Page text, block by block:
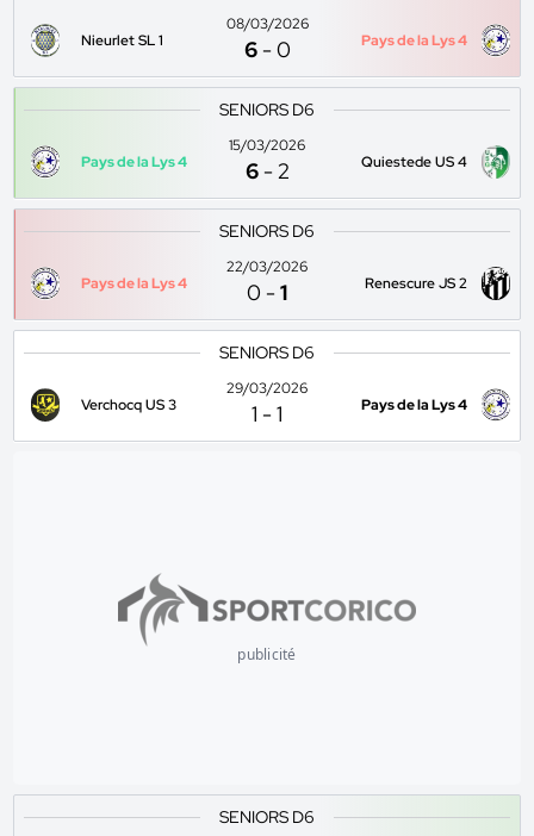
Nieurlet SL 1
08/03/2026
6 -0 Pays de la Lys 4
SENIORS D6
Pays de la Lys 4
15/03/2026
6 -2 Quiestede US 4
SENIORS D6
Pays de la Lys 4
22/03/2026
0 -1 Renescure JS 2
SENIORS D6
Verchocq US 3
29/03/2026
1 -1 Pays de la Lys 4
publicité
SENIORS D6